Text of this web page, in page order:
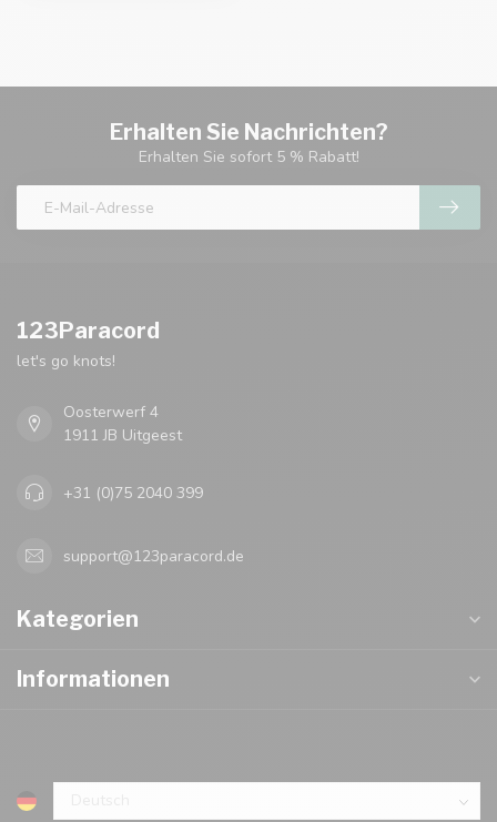
Erhalten Sie Nachrichten?
Erhalten Sie sofort 5 % Rabatt!
123Paracord
let's go knots!
Oosterwerf 4
1911 JB Uitgeest
+31 (0)75 2040 399
support@123paracord.de
Kategorien
Informationen